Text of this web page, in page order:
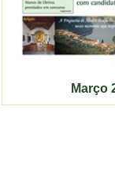
Março